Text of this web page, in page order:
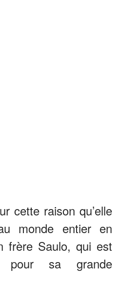
cette raison qu’elle
monde entier en
frère Saulo, qui est
pour sa grande